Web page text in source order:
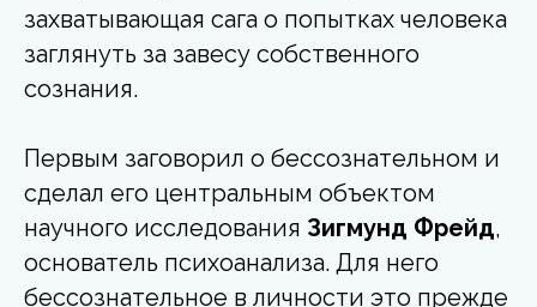
захватывающая сага о попытках человека
заглянуть за завесу собственного
сознания.
Первым заговорил о бессознательном и
сделал его центральным объектом
научного исследования Зигмунд Фрейд,
основатель психоанализа. Для него
бессознательное в личности это прежде